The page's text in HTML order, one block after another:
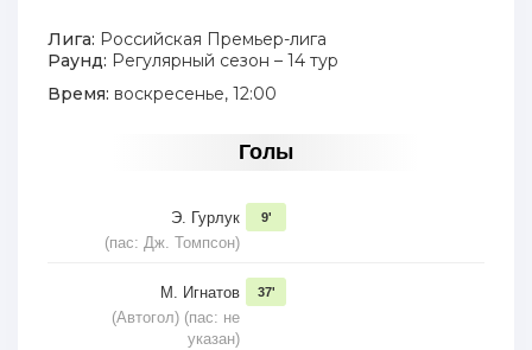
Лига: Российская Премьер-лига
Раунд: Регулярный сезон – 14 тур
Время: воскресенье, 12:00
Голы
Э. Гурлук
(пас: Дж. Томпсон)
9'
М. Игнатов
(Автогол) (пас: не
указан)
37'